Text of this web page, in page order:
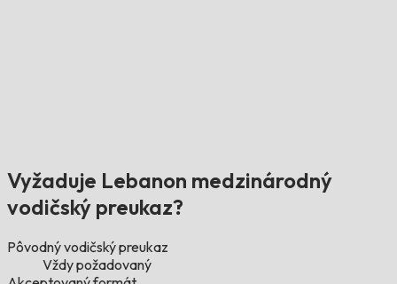
Vyžaduje Lebanon medzinárodný
vodičský preukaz?
Pôvodný vodičský preukaz
Vždy požadovaný